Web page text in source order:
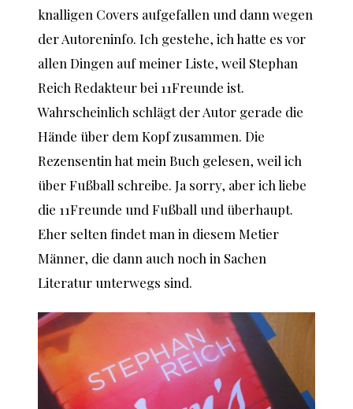
knalligen Covers aufgefallen und dann wegen
der Autoreninfo. Ich gestehe, ich hatte es vor
allen Dingen auf meiner Liste, weil Stephan
Reich Redakteur bei 11Freunde ist.
Wahrscheinlich schlägt der Autor gerade die
Hände über dem Kopf zusammen. Die
Rezensentin hat mein Buch gelesen, weil ich
über Fußball schreibe. Ja sorry, aber ich liebe
die 11Freunde und Fußball und überhaupt.
Eher selten findet man in diesem Metier
Männer, die dann auch noch in Sachen
Literatur unterwegs sind.